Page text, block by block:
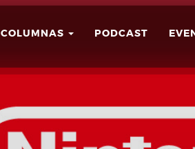
COLUMNAS PODCAST